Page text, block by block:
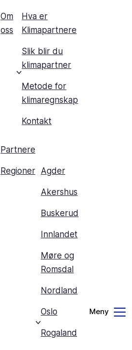
Om
oss
Hva er
Klimapartnere
Slik blir du
klimapartner
Metode for
klimaregnskap
Kontakt
Partnere
Regioner Agder
Akershus
Buskerud
Innlandet
Møre og
Romsdal
Nordland
Oslo
Rogaland